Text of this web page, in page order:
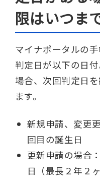
限はいつま
マイナポータルの
判定日が以下の日
場合、次回判定日
ます。
新規申請、変更
回目の誕生日
更新申請の場合
日（最長２年２